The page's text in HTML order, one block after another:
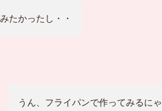
たかったし・・
うん、フライパンで作ってみるにゃ